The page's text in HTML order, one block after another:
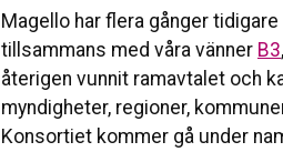
Magello har flera gånger
tillsammans med våra vänner B3,
återigen vunnit ramavtalet och
myndigheter, regioner,
Konsortiet kommer gå under